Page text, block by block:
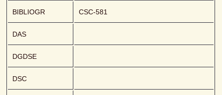
BIBLIOGR CSC-581
DAS
DGDSE
DSC